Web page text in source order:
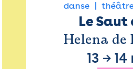
danse
Le
Helena de
13 → 14